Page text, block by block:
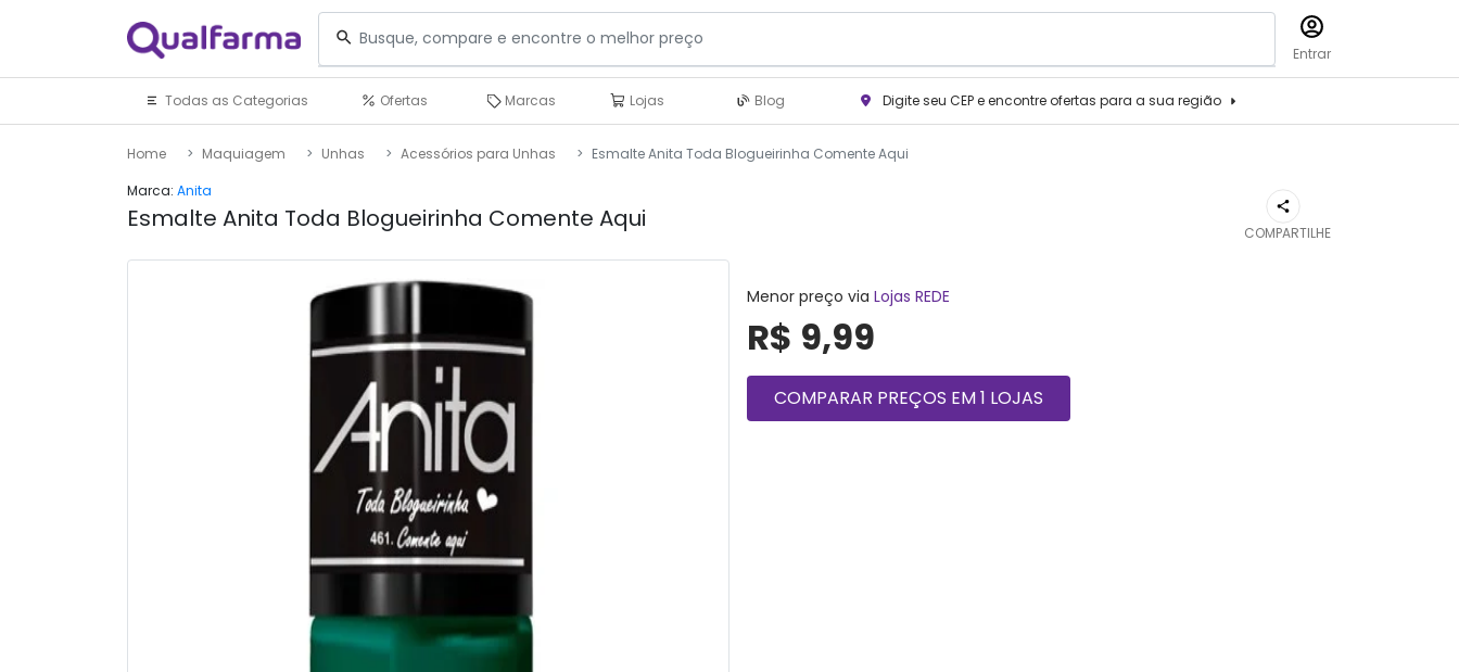
Entrar
Todas as Categorias Ofertas Marcas Lojas Blog Digite seu CEP e encontre ofertas para a sua região
Home Maquiagem Unhas Acessórios para Unhas
Esmalte Anita Toda Blogueirinha Comente Aqui
Marca: Anita
Esmalte Anita Toda Blogueirinha Comente Aqui COMPARTILHE
Menor preço via Lojas REDE
R$ 9,99
COMPARAR PREÇOS EM 1 LOJAS